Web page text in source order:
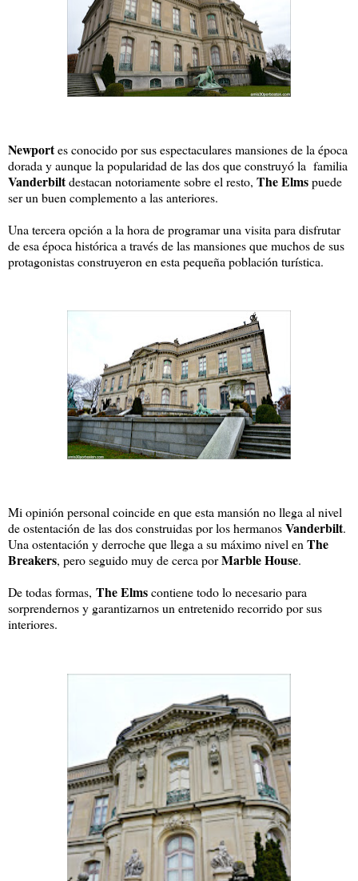
Newportes conocido por sus espectaculares mansiones de la época
dorada y aunque la popularidad de las dos que construyó la familia
Vanderbiltdestacan notoriamente sobre el resto, The Elmspuede
ser un buen complemento a las anteriores.
Una tercera opción a la hora de programar una visita para disfrutar
de esa época histórica a través de las mansiones que muchos de sus
protagonistas construyeron en esta pequeña población turística.
Mi opinión personal coincide en que esta mansión no llega al nivel
de ostentación de las dos construidas por los hermanosVanderbilt.
Una ostentación y derroche que llega a su máximo nivel en The
Breakers, pero seguido muy de cerca porMarble House.
De todas formas, The Elmscontiene todo lo necesario para
sorprendernos y garantizarnos un entretenido recorrido por sus
interiores.